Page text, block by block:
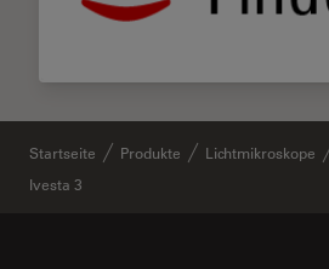
Startseite Produkte Lichtmikroskope
Ivesta 3